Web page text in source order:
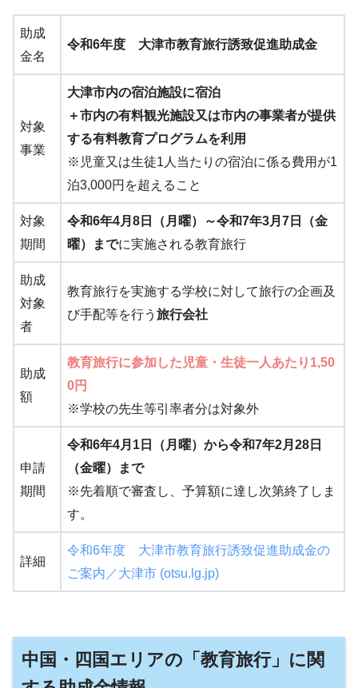
助成
金名
令和6年度 大津市教育旅行誘致促進助成金
対象
事業
大津市内の宿泊施設に宿泊
＋市内の有料観光施設又は市内の事業者が提供
する有料教育プログラムを利用
※児童又は生徒1人当たりの宿泊に係る費用が1
泊3,000円を超えること
対象
期間
令和6年4月8日（月曜）～令和7年3月7日（金
曜）までに実施される教育旅行
助成
対象
者
教育旅行を実施する学校に対して旅行の企画及
び手配等を行う 旅行会社
助成
額
教育旅行に参加した児童・生徒一人あたり1,50
0円
※学校の先生等引率者分は対象外
申請
期間
令和6年4月1日（月曜）から令和7年2月28日
（金曜）まで
※先着順で審査し、予算額に達し次第終了しま
す。
詳細
令和6年度 大津市教育旅行誘致促進助成金の
ご案内／大津市 (otsu.lg.jp)
中国・四国エリアの「教育旅行」に関